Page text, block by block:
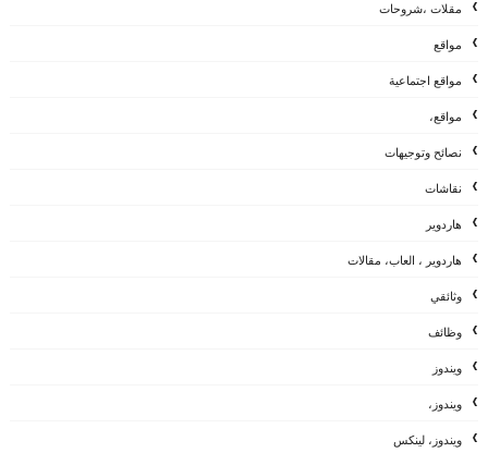
مقلات ،شروحات
مواقع
مواقع اجتماعية
مواقع،
نصائح وتوجيهات
نقاشات
هاردوير
هاردوير ، العاب، مقالات
وثائقي
وظائف
ويندوز
ويندوز،
ويندوز، لينكس